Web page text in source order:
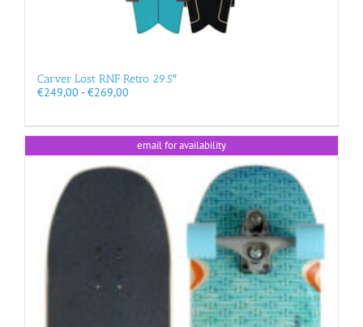
Carver Lost RNF Retro 29.5″
€249,00 - €269,00Prijsklasse:
€269,00
email for availability